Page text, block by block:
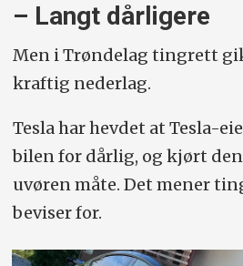
– Langt dårligere
Men i Trøndelag tingrett
kraftig nederlag.
Tesla har hevdet at Tesla-
bilen for dårlig, og kjørt
uvøren måte. Det mener
beviser for.